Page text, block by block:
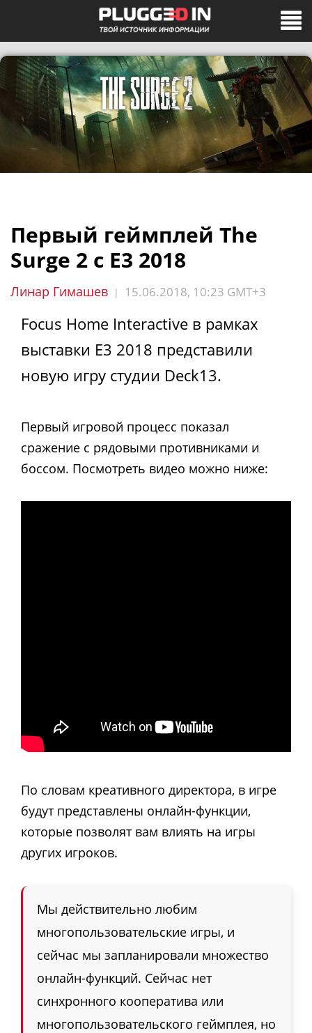
Первый геймплей The
Surge 2 с E3 2018
Линар Гимашев | 15.06.2018, 10:23 GMT+3
Focus Home Interactive в рамках
выставки E3 2018 представили
новую игру студии Deck13.
Первый игровой процесс показал
сражение с рядовыми противниками и
боссом. Посмотреть видео можно ниже:
По словам креативного директора, в игре
будут представлены онлайн-функции,
которые позволят вам влиять на игры
других игроков.
Мы действительно любим
многопользовательские игры, и
сейчас мы запланировали множество
онлайн-функций. Сейчас нет
синхронного кооператива или
многопользовательского геймплея, но